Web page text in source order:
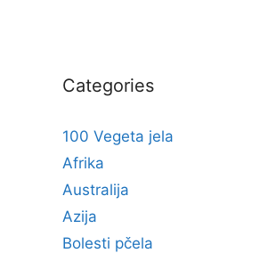
Categories
100 Vegeta jela
Afrika
Australija
Azija
Bolesti pčela